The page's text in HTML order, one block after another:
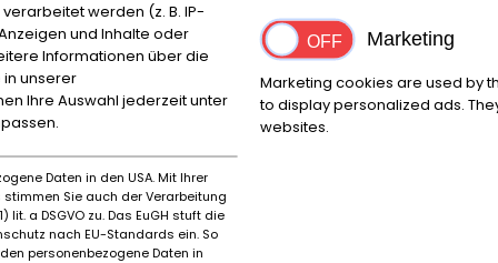
LINKSVERKEHR652 LEICHTMETALLRAEDER 8-LOCH
MIT STYROPOR-RAMMSCHUTZLEISTEN673 BATTERIE MIT
DIE LETZTE ZIFFER ZEIGT DAS JEWEILIGE NEUE
916 FAHRZEUGE F.HEISSE LAENDER - ZUSATZTEILE
Miejsce
werden (z. B. IP-
und Inhalte oder
Informationen über die
unserer
Ihre Auswahl jederzeit unter
Daten in den USA. Mit Ihrer
Sie auch der Verarbeitung
lit. a DSGVO zu. Das EuGH stuft die
nach EU-Standards ein. So
personenbezogene Daten in
Marketing
Marketing cookies are used by
to display personalized ads.
websites.